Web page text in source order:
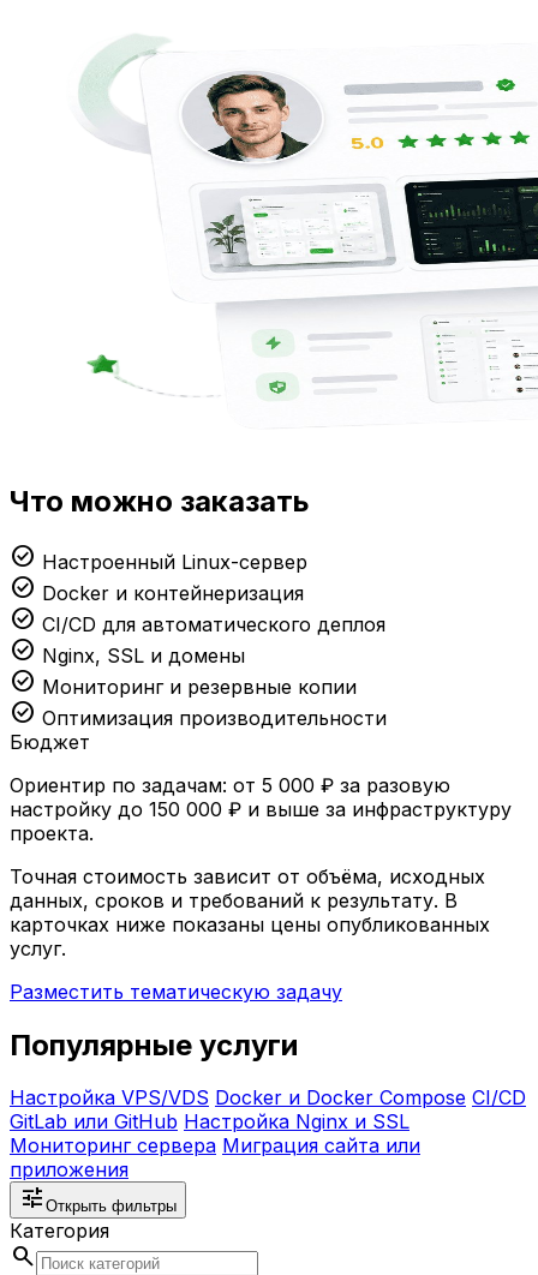
Что можно заказать
check_circle Настроенный Linux-сервер
check_circle Docker и контейнеризация
check_circle CI/CD для автоматического деплоя
check_circle Nginx, SSL и домены
check_circle Мониторинг и резервные копии
check_circle Оптимизация производительности
Бюджет
Ориентир по задачам: от 5 000 ₽ за разовую
настройку до 150 000 ₽ и выше за инфраструктуру
проекта.
Точная стоимость зависит от объёма, исходных
данных, сроков и требований к результату. В
карточках ниже показаны цены опубликованных
услуг.
Разместить тематическую задачу
Популярные услуги
Настройка VPS/VDS Docker и Docker Compose CI/CD
GitLab или GitHub Настройка Nginx и SSL
Мониторинг сервера Миграция сайта или
приложения
tune Открыть фильтры
Категория
search